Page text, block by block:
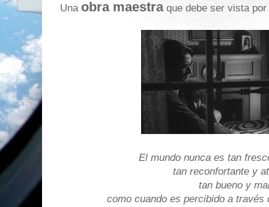
Una obra maestraque debe ser vista
El mundo nunca es tan
tan reconfortante y
tan bueno y
como cuando es percibido a través